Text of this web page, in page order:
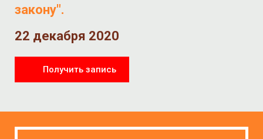
закону".
22 декабря 2020
Получить запись